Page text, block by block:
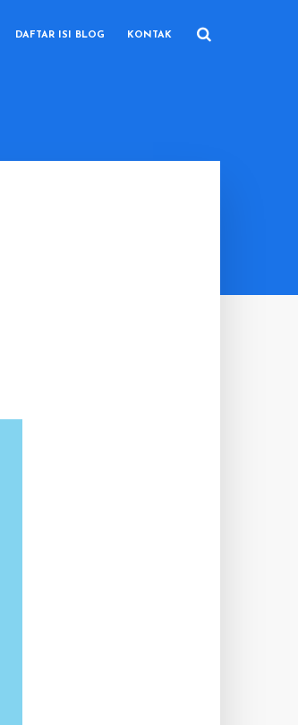
DAFTAR ISI BLOG KONTAK